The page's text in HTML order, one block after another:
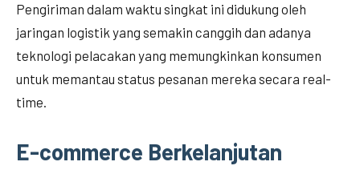
Pengiriman dalam waktu singkat ini didukung oleh
jaringan logistik yang semakin canggih dan adanya
teknologi pelacakan yang memungkinkan konsumen
untuk memantau status pesanan mereka secara real-
time.
E-commerce Berkelanjutan